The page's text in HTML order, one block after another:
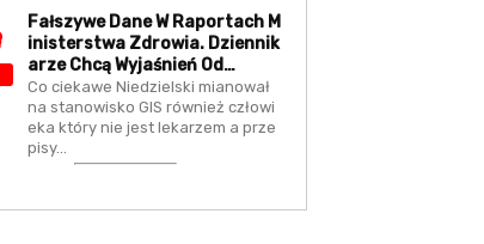
Fałszywe Dane W Raportach M
Inisterstwa Zdrowia. Dziennik
Arze Chcą Wyjaśnień Od…
Co ciekawe Niedzielski mianował
na stanowisko GIS również człowi
eka który nie jest lekarzem a prze
pisy…